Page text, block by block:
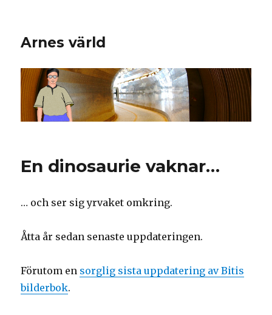
Arnes värld
En dinosaurie vaknar…
… och ser sig yrvaket omkring.
Åtta år sedan senaste uppdateringen.
Förutom en sorglig sista uppdatering av Bitis
bilderbok.